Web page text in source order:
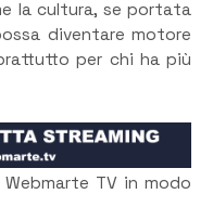
la cultura, se portata
diventare motore
per chi ha più
TV in modo